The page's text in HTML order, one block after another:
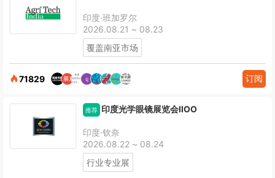
印度·班加罗尔
2026.08.21 ~ 08.23
覆盖南亚市场
71829 订阅
推荐 印度光学眼镜展览会IIOO
印度·钦奈
2026.08.22 ~ 08.24
行业专业展